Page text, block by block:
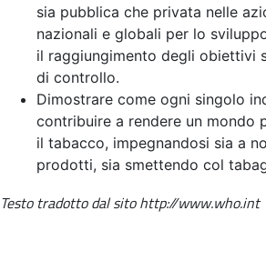
sia pubblica che privata nelle
nazionali e globali per lo
il raggiungimento degli obiettivi
di controllo.
Dimostrare come ogni singolo
contribuire a rendere un mondo
il tabacco, impegnandosi sia a
prodotti, sia smettendo col
Testo tradotto dal sito http://www.who.int